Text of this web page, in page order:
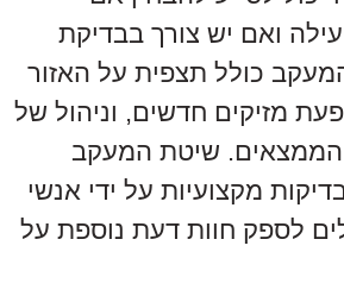
ואם יש צורך בבדיקת
כולל תצפית על האזור
מזיקים חדשים, וניהול של
הממצאים. שיטת המעקב
מקצועיות על ידי אנשי
לספק חוות דעת נוספת על